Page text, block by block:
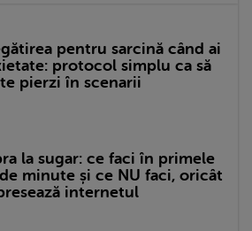
pentru sarcină când ai
protocol simplu ca să
pierzi în scenarii
la sugar: ce faci în primele
minute și ce NU faci, oricât
internetul